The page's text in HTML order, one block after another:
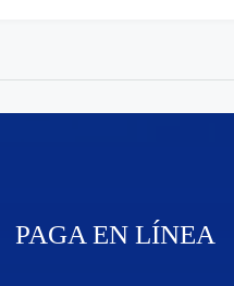
PAGA EN LÍNEA